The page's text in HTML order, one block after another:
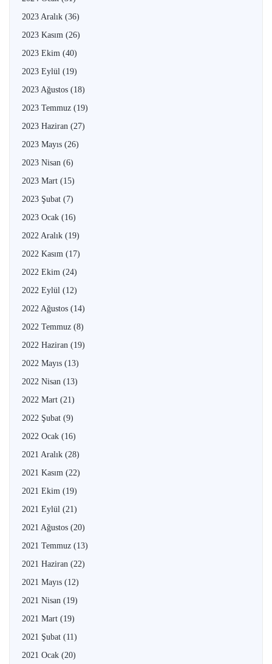
2023 Aralık (36)
2023 Kasım (26)
2023 Ekim (40)
2023 Eylül (19)
2023 Ağustos (18)
2023 Temmuz (19)
2023 Haziran (27)
2023 Mayıs (26)
2023 Nisan (6)
2023 Mart (15)
2023 Şubat (7)
2023 Ocak (16)
2022 Aralık (19)
2022 Kasım (17)
2022 Ekim (24)
2022 Eylül (12)
2022 Ağustos (14)
2022 Temmuz (8)
2022 Haziran (19)
2022 Mayıs (13)
2022 Nisan (13)
2022 Mart (21)
2022 Şubat (9)
2022 Ocak (16)
2021 Aralık (28)
2021 Kasım (22)
2021 Ekim (19)
2021 Eylül (21)
2021 Ağustos (20)
2021 Temmuz (13)
2021 Haziran (22)
2021 Mayıs (12)
2021 Nisan (19)
2021 Mart (19)
2021 Şubat (11)
2021 Ocak (20)